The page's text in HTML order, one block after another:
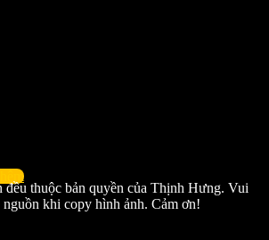
đều thuộc bản quyền của Thịnh Hưng. Vui
khi copy hình ảnh. Cảm ơn!